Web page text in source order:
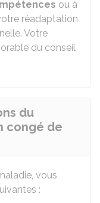
ou à
réadaptation
Votre
du conseil
du
congé de
vous
: